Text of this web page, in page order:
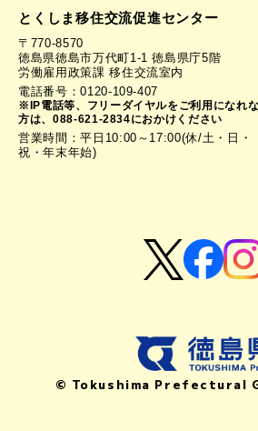
とくしま移住交流促進センター
〒770-8570
徳島県徳島市万代町1-1 徳島県庁5階
労働雇用政策課 移住交流室内
電話番号：0120-109-407
※IP電話等、フリーダイヤルをご利用になれ
方は、088-621-2834におかけください
営業時間：平日10:00～17:00(休/土・日・
祝・年末年始)
© Tokushima Prefectural